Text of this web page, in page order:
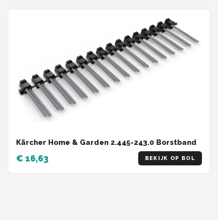
Kärcher Home & Garden 2.445-243.0 Borstband
€ 16,63 BEKIJK OP BOL